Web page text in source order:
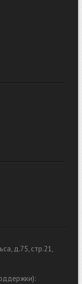
д.75, стр.21,